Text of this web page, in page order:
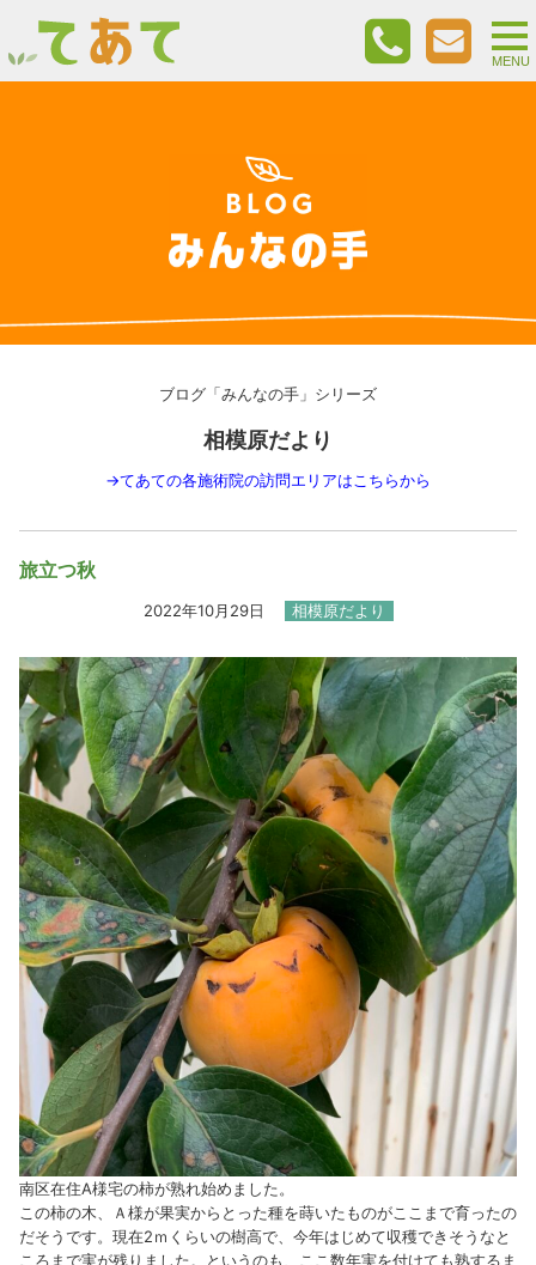
ブログ「みんなの手」シリーズ
相模原だより
→てあての各施術院の訪問エリアはこちらから
旅立つ秋
2022年10月29日 相模原だより
南区在住A様宅の柿が熟れ始めました。
この柿の木、Ａ様が果実からとった種を蒔いたものがここまで育ったの
だそうです。現在2ｍくらいの樹高で、今年はじめて収穫できそうなと
ころまで実が残りました。というのも、ここ数年実を付けても熟するま
MENU